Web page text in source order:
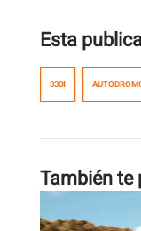
Esta
330I
También te